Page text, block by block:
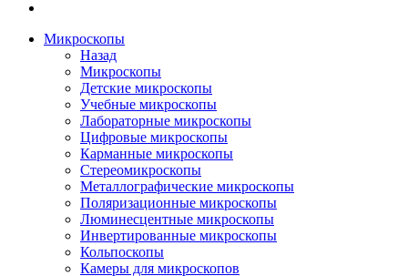
Микроскопы
Назад
Микроскопы
Детские микроскопы
Учебные микроскопы
Лабораторные микроскопы
Цифровые микроскопы
Карманные микроскопы
Стереомикроскопы
Металлографические микроскопы
Поляризационные микроскопы
Люминесцентные микроскопы
Инвертированные микроскопы
Кольпоскопы
Камеры для микроскопов